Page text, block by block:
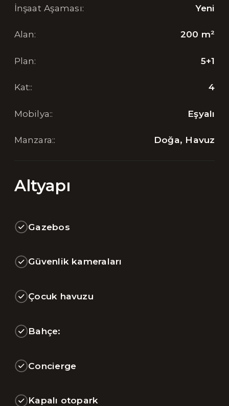
İnşaat Aşaması: Yeni
Alan: 200 m²
Plan: 5+1
Kat:: 4
Mobilya:: Eşyalı
Manzara:: Doğa, Havuz
Altyapı
Gazebos
Güvenlik kameraları
Çocuk havuzu
Bahçe:
Concierge
Kapalı otopark